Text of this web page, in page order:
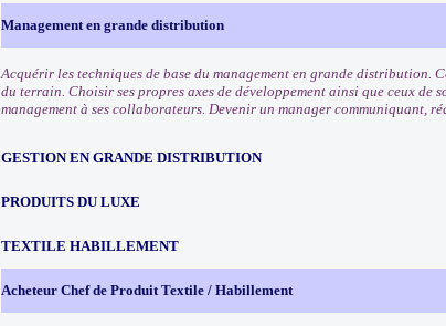
Management en grande distribution
Acquérir les techniques de base du management en grande distribution.
du terrain. Choisir ses propres axes de développement ainsi que ceux de
management à ses collaborateurs. Devenir un manager communiquant,
GESTION EN GRANDE DISTRIBUTION
PRODUITS DU LUXE
TEXTILE HABILLEMENT
Acheteur Chef de Produit Textile / Habillement